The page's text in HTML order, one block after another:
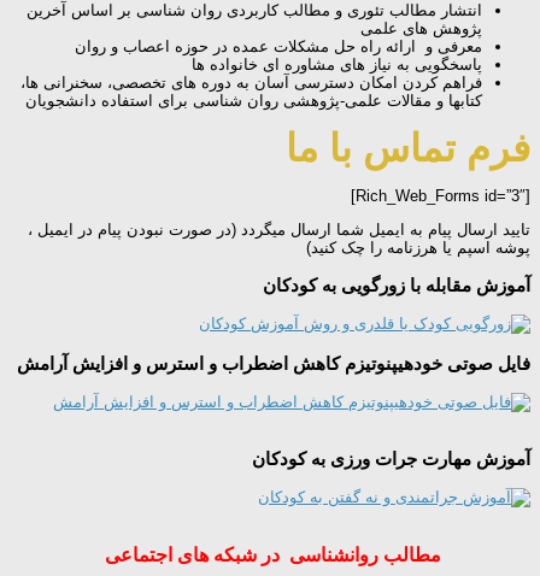
انتشار مطالب تئوری و مطالب کاربردی روان شناسی بر اساس آخرین
پژوهش های علمی
معرفی و ارائه راه حل مشکلات عمده در حوزه اعصاب و روان
پاسخگویی به نیاز های مشاوره ای خانواده ها
فراهم کردن امکان دسترسی آسان به دوره های تخصصی، سخنرانی ها،
کتابها و مقالات علمی-پژوهشی روان شناسی برای استفاده دانشجویان
فرم تماس با ما
[Rich_Web_Forms id=”3″]
تایید ارسال پیام به ایمیل شما ارسال میگردد (در صورت نبودن پیام در ایمیل ،
پوشه اسپم یا هرزنامه را چک کنید)
آموزش مقابله با زورگویی به کودکان
فایل صوتی خودهیپنوتیزم کاهش اضطراب و استرس و افزایش آرامش
آموزش مهارت جرات ورزی به کودکان
مطالب روانشناسی در شبکه های اجتماعی